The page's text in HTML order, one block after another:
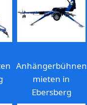
Anhängerbühnen
mieten in
Ebersberg